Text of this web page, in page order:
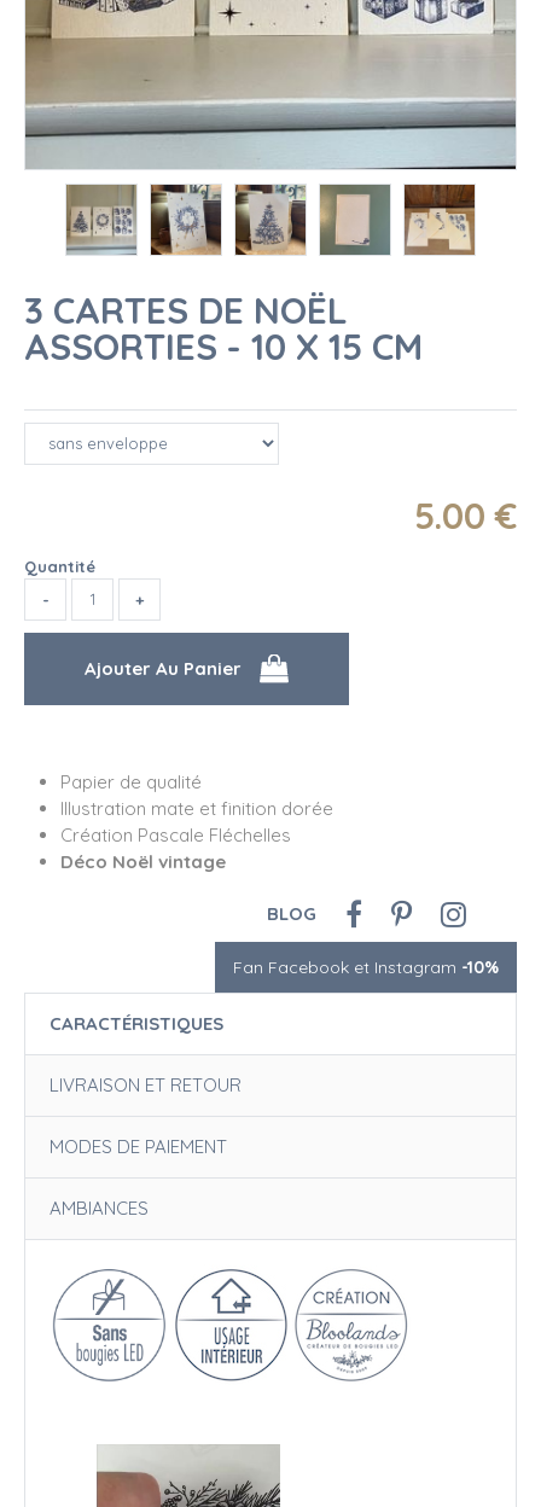
3 CARTES DE NOËL
ASSORTIES - 10 X 15 CM
5.00 €
Quantité
Papier de qualité
Illustration mate et finition dorée
Création Pascale Fléchelles
Déco Noël vintage
BLOG
Fan Facebook et Instagram -10%
CARACTÉRISTIQUES
LIVRAISON ET RETOUR
MODES DE PAIEMENT
AMBIANCES